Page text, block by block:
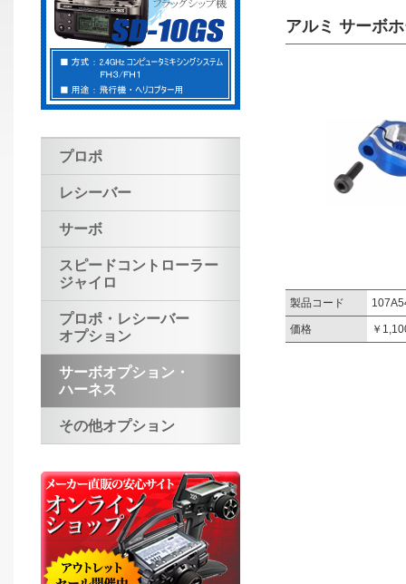
プロポ
レシーバー
サーボ
スピードコントローラー
ジャイロ
プロポ・レシーバー
オプション
サーボオプション・
ハーネス
その他オプション
アルミ サーボ
製品コード
価格 ￥